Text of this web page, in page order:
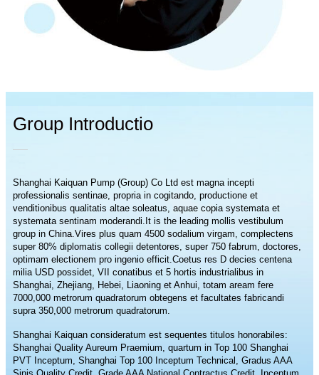
Group Introductio
Shanghai Kaiquan Pump (Group) Co Ltd est magna incepti
professionalis sentinae, propria in cogitando, productione et
venditionibus qualitatis altae soleatus, aquae copia systemata et
systemata sentinam moderandi.It is the leading mollis vestibulum
group in China.Vires plus quam 4500 sodalium virgam, complectens
super 80% diplomatis collegii detentores, super 750 fabrum, doctores,
optimam electionem pro ingenio efficit.Coetus res D decies centena
milia USD possidet, VII conatibus et 5 hortis industrialibus in
Shanghai, Zhejiang, Hebei, Liaoning et Anhui, totam aream fere
7000,000 metrorum quadratorum obtegens et facultates fabricandi
supra 350,000 metrorum quadratorum.
Shanghai Kaiquan consideratum est sequentes titulos honorabiles:
Shanghai Quality Aureum Praemium, quartum in Top 100 Shanghai
PVT Inceptum, Shanghai Top 100 Inceptum Technical, Gradus AAA